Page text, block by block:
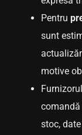
Pentru
sunt
motive
comandă
stoc,